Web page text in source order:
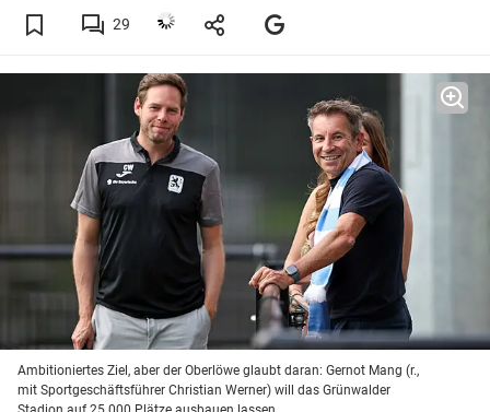
29
Ambitioniertes Ziel, aber der Oberlöwe glaubt daran: Gernot Mang (r.,
mit Sportgeschäftsführer Christian Werner) will das Grünwalder